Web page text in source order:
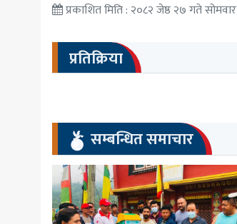
प्रकाशित मिति : २०८२ जेष्ठ २७ गते सोमवार
प्रतिक्रिया
सम्बन्धित समाचार